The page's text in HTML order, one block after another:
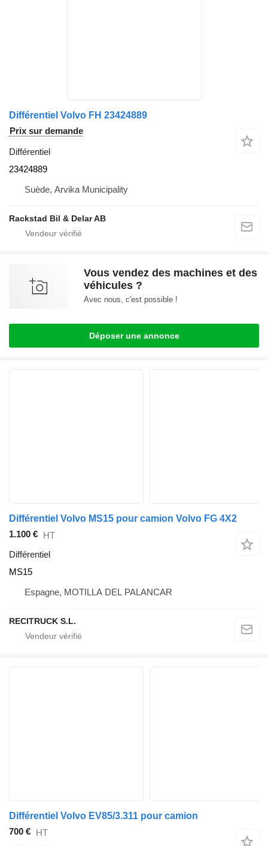
Différentiel Volvo FH 23424889
Prix sur demande
Différentiel
23424889
Suède, Arvika Municipality
Rackstad Bil & Delar AB
Vous vendez des machines et des
véhicules ?
Avec nous, c'est possible !
Déposer une annonce
Différentiel Volvo MS15 pour camion Volvo FG 4X2
1.100 € HT
Différentiel
MS15
Espagne, MOTILLA DEL PALANCAR
RECITRUCK S.L.
Différentiel Volvo EV85/3.311 pour camion
700 € HT